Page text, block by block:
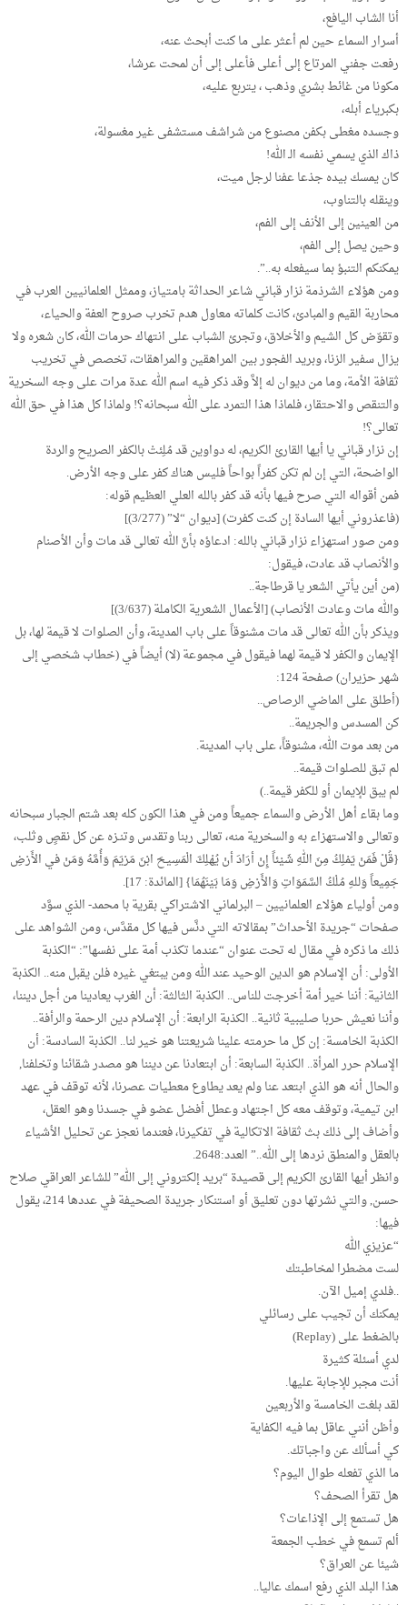
أنا الشاب اليافع،
أسرار السماء حين لم أعثر على ما كنت أبحث عنه،
رفعت جفني المرتاع إلى أعلى فأعلى إلى أن لمحت عرشا،
مكونا من غائط بشري وذهب ، يتربع عليه،
بكبرياء أبله،
وجسده مغطى بكفن مصنوع من شراشف مستشفى غير مغسولة،
ذاك الذي يسمي نفسه الـ الله!
كان يمسك بيده جذعا عفنا لرجل ميت،
وينقله بالتناوب،
من العينين إلى الأنف إلى الفم،
وحين يصل إلى الفم،
يمكنكم التنبؤ بما سيفعله به..”.
ومن هؤلاء الشرذمة نزار قباني شاعر الحداثة بامتياز، وممثل العلمانيين العرب في
محاربة القيم والمبادئ، كانت كلماته معاول هدم تخرب صروح العفة والحياء،
وتقوّض كل الشيم والأخلاق، وتجرئ الشباب على انتهاك حرمات الله، كان شعره ولا
يزال سفير الزنا، وبريد الفجور بين المراهقين والمراهقات، تخصص في تخريب
ثقافة الأمة، وما من ديوان له إلاَّ وقد ذكر فيه اسم الله عدة مرات على وجه السخرية
والتنقص والاحتقار، فلماذا هذا التمرد على الله سبحانه؟! ولماذا كل هذا في حق الله
تعالى؟!
إن نزار قباني يا أيها القارئ الكريم، له دواوين قد مُلِئتْ بالكفر الصريح والردة
الواضحة، التي إن لم تكن كفراً بواحاً فليس هناك كفر على وجه الأرض.
فمن أقواله التي صرح فيها بأنه قد كفر بالله العلي العظيم قوله:
(فاعذروني أيها السادة إن كنت كفرت) [ديوان “لا” (3/277)]
ومن صور استهزاء نزار قباني بالله: ادعاؤه بأنَّ الله تعالى قد مات وأن الأصنام
والأنصاب قد عادت، فيقول:
(من أين يأتي الشعر يا قرطاجة..
والله مات وعادت الأنصاب) [الأعمال الشعرية الكاملة (3/637)]
ويذكر بأن الله تعالى قد مات مشنوقاً على باب المدينة، وأن الصلوات لا قيمة لها، بل
الإيمان والكفر لا قيمة لهما فيقول في مجموعة (لا) أيضاً في (خطاب شخصي إلى
شهر حزيران) صفحة 124:
(أطلق على الماضي الرصاص..
كن المسدس والجريمة..
من بعد موت الله، مشنوقاً، على باب المدينة.
لم تبق للصلوات قيمة..
لم يبق للإيمان أو للكفر قيمة..)
وما بقاء أهل الأرض والسماء جميعاً ومن في هذا الكون كله بعد شتم الجبار سبحانه
وتعالى والاستهزاء به والسخرية منه، تعالى ربنا وتقدس وتنـزه عن كل نقصٍ وثلب،
{قُلْ فَمَنْ يَمْلِكُ مِنَ اللهِ شَيْئاً إِنْ أرَادَ أنْ يُهْلِكَ الْمَسِيحَ ابْنَ مَرْيَمَ وَأُمَّهُ وَمَنْ في الأَرْضِ
جَمِيعاً وَللهِ مُلْكُ السَّمَوَاتِ وَالأَرْضِ وَمَا بَيْنَهُمَا} [المائدة: 17].
ومن أولياء هؤلاء العلمانيين – البرلماني الاشتراكي بقرية با محمد- الذي سوَّد
صفحات “جريدة الأحداث” بمقالاته التي دنَّس فيها كل مقدَّس، ومن الشواهد على
ذلك ما ذكره في مقال له تحت عنوان “عندما تكذب أمة على نفسها”: “الكذبة
الأولى: أن الإسلام هو الدين الوحيد عند الله ومن يبتغي غيره فلن يقبل منه.. الكذبة
الثانية: أننا خير أمة أخرجت للناس.. الكذبة الثالثة: أن الغرب يعادينا من أجل ديننا،
وأننا نعيش حربا صليبية ثانية.. الكذبة الرابعة: أن الإسلام دين الرحمة والرأفة..
الكذبة الخامسة: إن كل ما حرمته علينا شريعتنا هو خير لنا.. الكذبة السادسة: أن
الإسلام حرر المرأة.. الكذبة السابعة: أن ابتعادنا عن ديننا هو مصدر شقائنا وتخلفنا,
والحال أنه هو الذي ابتعد عنا ولم يعد يطاوع معطيات عصرنا، لأنه توقف في عهد
ابن تيمية، وتوقف معه كل اجتهاد وعطل أفضل عضو في جسدنا وهو العقل،
وأضاف إلى ذلك بث ثقافة الاتكالية في تفكيرنا، فعندما نعجز عن تحليل الأشياء
بالعقل والمنطق نردها إلى الله..” العدد:2648.
وانظر أيها القارئ الكريم إلى قصيدة “بريد إلكتروني إلى الله” للشاعر العراقي صلاح
حسن, والتي نشرتها دون تعليق أو استنكار جريدة الصحيفة في عددها 214، يقول
فيها:
“عزيزي الله
لست مضطرا لمخاطبتك
..فلدي إميل الآن.
يمكنك أن تجيب على رسائلي
بالضغط على (Replay)
لدي أسئلة كثيرة
أنت مجبر للإجابة عليها.
لقد بلغت الخامسة والأربعين
وأظن أنني عاقل بما فيه الكفاية
كي أسألك عن واجباتك.
ما الذي تفعله طوال اليوم؟
هل تقرأ الصحف؟
هل تستمع إلى الإذاعات؟
ألم تسمع في خطب الجمعة
شيئا عن العراق؟
هذا البلد الذي رفع اسمك عاليا..